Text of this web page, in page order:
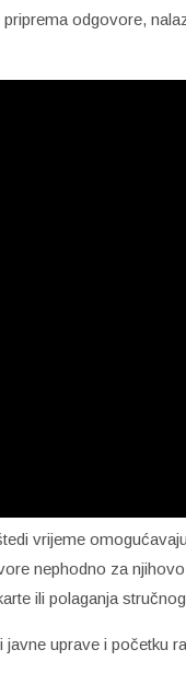
odgovore,
vrijeme
nephodno za
ili polaganja
uprave i početku